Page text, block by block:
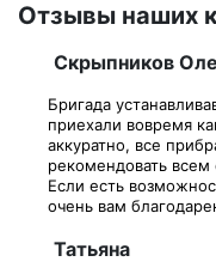
Отзывы наших
Скрыпников
Бригада
приехали вовремя
аккуратно, все
рекомендовать
Если есть
очень вам
Татьяна